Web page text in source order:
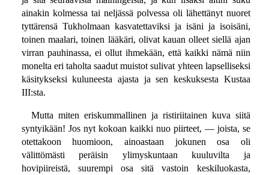
ainakin kolmessa tai neljässä polvessa oli lähettänyt nuoret
tyttärensä Tukholmaan kasvatettaviksi ja isäni ja isoisäni,
toinen maalari, toinen lääkäri, olivat kauan olleet siellä ajan
virran pauhinassa, ei ollut ihmekään, että kaikki nämä niin
monelta eri taholta saadut muistot sulivat yhteen lapselliseksi
käsitykseksi kuluneesta ajasta ja sen keskuksesta Kustaa
III:sta.
Mutta miten eriskummallinen ja ristiriitainen kuva siitä
syntyikään! Jos nyt kokoan kaikki nuo piirteet, — joista, se
otettakoon huomioon, ainoastaan jokunen osa oli
välittömästi peräisin ylimyskuntaan kuuluvilta ja
hovipiireistä, suurempi osa sitä vastoin keskiluokasta,